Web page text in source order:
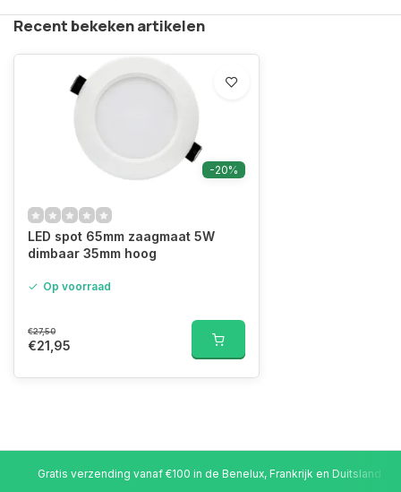
Recent bekeken artikelen
-20%
LED spot 65mm zaagmaat 5W
dimbaar 35mm hoog
Op voorraad
€27,50
€21,95
Gratis verzending vanaf €100 in de Benelux, Frankrijk en Duitsland